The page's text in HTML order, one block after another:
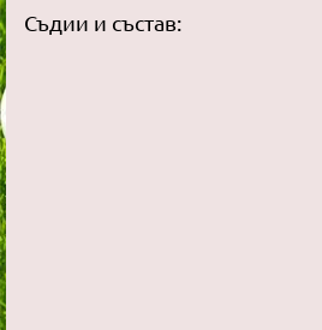
Съдии и състав: